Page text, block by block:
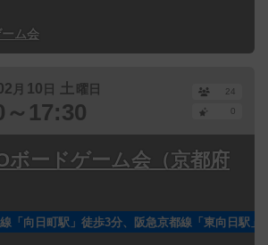
ム会
月 10 日 土 曜日
17:30
24
0
ボードゲーム会（京都府
「向日町駅」徒歩3分、阪急京都線「東向日駅」